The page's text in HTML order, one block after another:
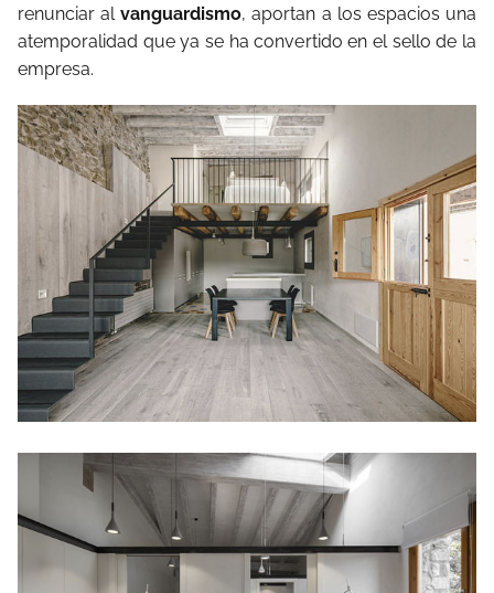
renunciar alvanguardismo, aportan a los espacios una
atemporalidad que ya se ha convertido en el sello de la
empresa.